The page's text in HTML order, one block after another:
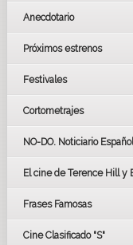
Anecdotario
Próximos estrenos
Festivales
LOS OSCARS
GOYAS
BAFTA
Cortometrajes
NO-DO. Noticiario Español
El cine de Terence Hill y
Frases Famosas
Cine Clasificado "S"